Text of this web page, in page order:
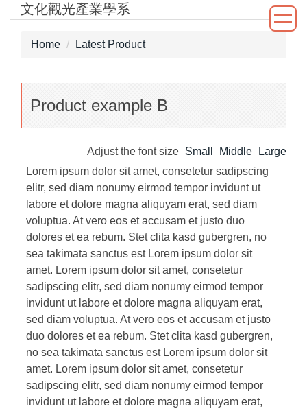
Jump
文化觀光產業學系
Home Latest Product
Product example B
Adjust the font size Small Middle
Large
Lorem ipsum dolor sit amet, consetetur sadipscing
elitr, sed diam nonumy eirmod tempor invidunt ut
labore et dolore magna aliquyam erat, sed diam
voluptua. At vero eos et accusam et justo duo
dolores et ea rebum. Stet clita kasd gubergren, no
sea takimata sanctus est Lorem ipsum dolor sit
amet. Lorem ipsum dolor sit amet, consetetur
sadipscing elitr, sed diam nonumy eirmod tempor
invidunt ut labore et dolore magna aliquyam erat,
sed diam voluptua. At vero eos et accusam et justo
duo dolores et ea rebum. Stet clita kasd gubergren,
no sea takimata sanctus est Lorem ipsum dolor sit
amet. Lorem ipsum dolor sit amet, consetetur
sadipscing elitr, sed diam nonumy eirmod tempor
invidunt ut labore et dolore magna aliquyam erat,